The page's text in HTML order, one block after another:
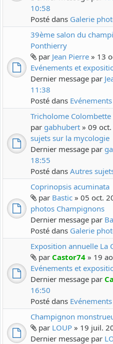
10:58
Posté dans Galerie
39ème salon du
Ponthierry
par Jean Pierre » 13
Evénements et
Dernier message par
11:38
Posté dans
Tricholome Colombette
par gabhubert » 09
sujets sur la mycologie
Dernier message par
18:55
Posté dans Autres
Coprinopsis acuminata
par Bastic » 05 oct.
photos Champignons
Dernier message par
Posté dans Galerie
Exposition annuelle La
par Castor74 » 19
Evénements et
Dernier message par
16:50
Posté dans
Champignon
par LOUP » 19 juil.
Dernier message par